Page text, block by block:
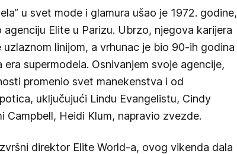
u svet mode i glamura ušao je 1972. godine,
agenciju Elite u Parizu. Ubrzo, njegova karijera
uzlaznom linijom, a vrhunac je bio 90-ih godina
supermodela. Osnivanjem svoje agencije,
promenio svet manekenstva i od
uključujući Lindu Evangelistu, Cindy
Campbell, Heidi Klum, napravio zvezde.
direktor Elite World-a, ovog vikenda dala